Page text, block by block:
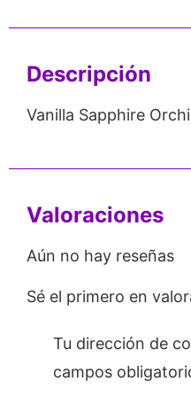
Descripción
Vanilla Sapphire
Valoraciones
Aún no hay reseñas
Sé el primero en
Tu dirección de
campos